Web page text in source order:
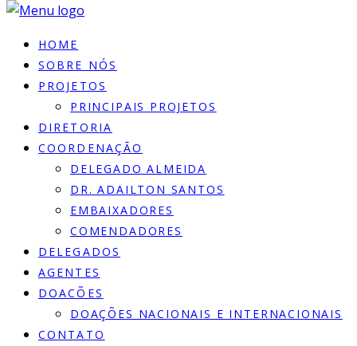
HOME
SOBRE NÓS
PROJETOS
PRINCIPAIS PROJETOS
DIRETORIA
COORDENAÇÃO
DELEGADO ALMEIDA
DR. ADAILTON SANTOS
EMBAIXADORES
COMENDADORES
DELEGADOS
AGENTES
DOACÕES
DOAÇÕES NACIONAIS E INTERNACIONAIS
CONTATO